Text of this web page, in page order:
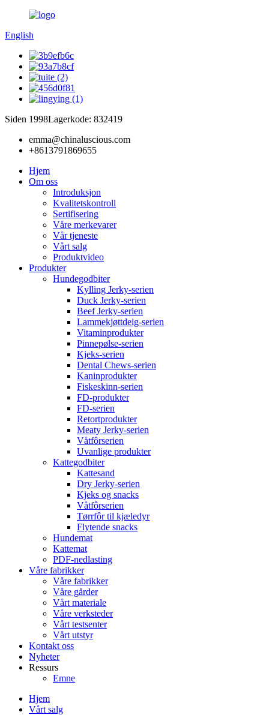
English
Siden 1998Lagerkode: 832419
emma@chinaluscious.com
+8613791869655
Hjem
Om oss
Introduksjon
Kvalitetskontroll
Sertifisering
Våre merkevarer
Vår tjeneste
Vårt salg
Produktvideo
Produkter
Hundegodbiter
Kylling Jerky-serien
Duck Jerky-serien
Beef Jerky-serien
Lammekjøttdeig-serien
Vitaminprodukter
Pinnepølse-serien
Kjeks-serien
Dental Chews-serien
Kaninprodukter
Fiskeskinn-serien
FD-produkter
FD-serien
Retortprodukter
Meaty Jerky-serien
Våtfôrserien
Uvanlige produkter
Kattegodbiter
Kattesand
Dry Jerky-serien
Kjeks og snacks
Våtfôrserien
Tørrfôr til kjæledyr
Flytende snacks
Hundemat
Kattemat
PDF-nedlasting
Våre fabrikker
Våre fabrikker
Våre gårder
Vårt materiale
Våre verksteder
Vårt testsenter
Vårt utstyr
Kontakt oss
Nyheter
Ressurs
Emne
Hjem
Vårt salg